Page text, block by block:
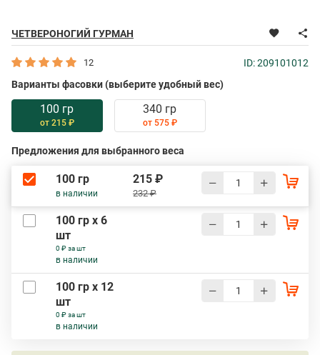
ЧЕТВЕРОНОГИЙ ГУРМАН
12
ID: 209101012
Варианты фасовки (выберите удобный вес)
100 гр
от 215 ₽
340 гр
от 575 ₽
Предложения для выбранного веса
100 гр
в наличии
215 ₽
232 ₽
100 гр х 6
шт
0 ₽ за шт
в наличии
100 гр х 12
шт
0 ₽ за шт
в наличии